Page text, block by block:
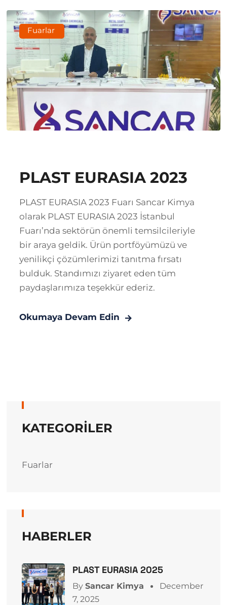
Fuarlar
PLAST EURASIA 2023
PLAST EURASIA 2023 Fuarı Sancar Kimya
olarak PLAST EURASIA 2023 İstanbul
Fuarı’nda sektörün önemli temsilcileriyle
bir araya geldik. Ürün portföyümüzü ve
yenilikçi çözümlerimizi tanıtma fırsatı
bulduk. Standımızı ziyaret eden tüm
paydaşlarımıza teşekkür ederiz.
Okumaya Devam Edin
KATEGORİLER
Fuarlar
HABERLER
PLAST EURASIA 2025
By Sancar Kimya
December
7, 2025